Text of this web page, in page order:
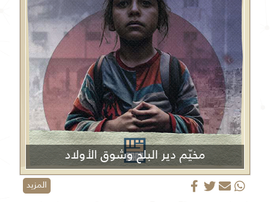
مخيّم دير البلح وشوق الأولاد
المزيد